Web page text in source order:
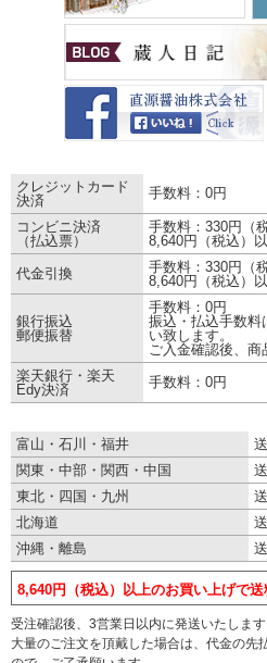
クレジットカード
決済
手数料：0円
コンビニ決済
（払込票）
手数料：330円（税
8,640円（税込）
代金引換
手数料：330円（税
8,640円（税込）
銀行振込
郵便振替
手数料：0円
振込・払込手数料
い致します。
ご入金確認後、商
楽天銀行・楽天
Edy決済
手数料：0円
富山・石川・福井
関東・中部・関西・中国
東北・四国・九州
北海道
沖縄・離島
8,640円（税込）以上のお買い上げで送
受注確認後、3営業日以内に発送いたします
大量のご注文を頂戴した場合は、代金の先